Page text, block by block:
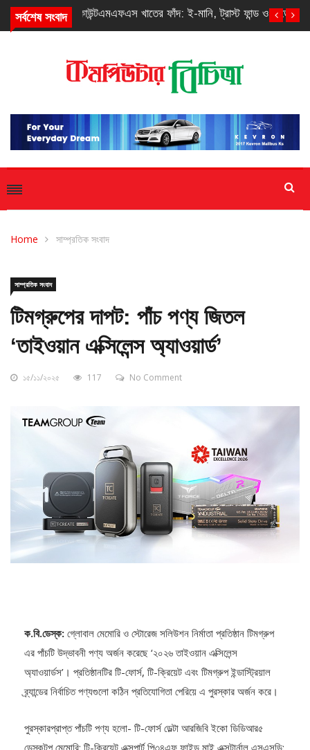
সর্বশেষ সংবাদ
এমএফএস খাতের ফাঁদ: ই-মানি, ট্রাস্ট ফান্ড ও সাড়ে আঠারো টাকা
টিমগ্রুপের দাপট: পাঁচ পণ্য জিতল
‘তাইওয়ান এক্সিলেন্স অ্যাওয়ার্ড’
ক.বি.ডেস্ক:গ্লোবাল মেমোরি ও স্টোরেজ সলিউশন নির্মাতা প্রতিষ্ঠান টিমগ্রুপ
এর পাঁচটি উদ্ভাবনী পণ্য অর্জন করেছে ‘২০২৬ তাইওয়ান এক্সিলেন্স
অ্যাওয়ার্ডস’। প্রতিষ্ঠানটির টি-ফোর্স, টি-ক্রিয়েট এবং টিমগ্রুপ ইন্ডাস্ট্রিয়াল
পুরস্কারপ্রাপ্ত পাঁচটি পণ্য হলো- টি-ফোর্স ডেল্টা আরজিবি ইকো ডিডিআর৫